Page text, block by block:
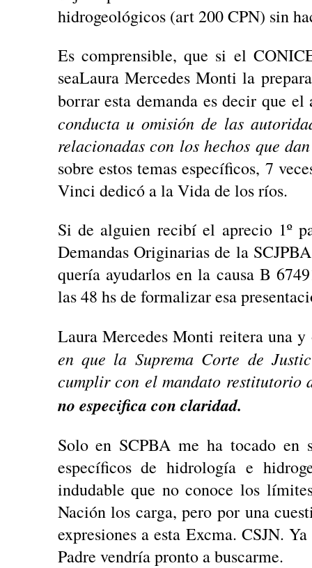
hidrogeológicos (art 200 CPN) sin
Es comprensible, que si el
seaLaura Mercedes Monti la
borrar esta demanda es decir que el
conducta u omisión de las
relacionadas con los hechos que
sobre estos temas específicos, 7
Vinci dedicó a la Vida de los ríos.
Si de alguien recibí el aprecio 1º
Demandas Originarias de la
quería ayudarlos en la causa B
las 48 hs de formalizar esa
Laura Mercedes Monti reitera una y
en que la Suprema Corte de
cumplir con el mandato restitutorio
no especifica con claridad.
Solo en SCPBA me ha tocado en
específicos de hidrología e
indudable que no conoce los
Nación los carga, pero por una
expresiones a esta Excma. CSJN.
Padre vendría pronto a buscarme.